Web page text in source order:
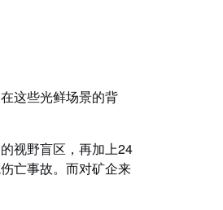
这些光鲜场景的背
视野盲区，再加上24
亡事故。而对矿企来